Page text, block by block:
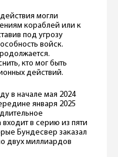
могли
кораблей или к
под угрозу
войск.
кто мог быть
действий.
в начале мая 2024
января 2025
в серию из пяти
Бундесвер заказал
двух миллиардов